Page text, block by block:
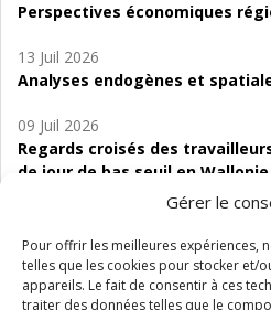
Gérer le
Pour offrir les meilleures expériences,
telles que les cookies pour stocker et/
appareils. Le fait de consentir à ces
traiter des données telles que le
Perspectives économiques
13 Juil 2026
Analyses endogènes et
09 Juil 2026
Regards croisés des
de jour de bas seuil en
06 Juil 2026
Étude d’évaluabilité des
d’accompagnement à